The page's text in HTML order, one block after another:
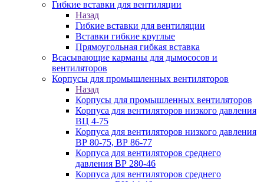
Гибкие вставки для вентиляции
Назад
Гибкие вставки для вентиляции
Вставки гибкие круглые
Прямоугольная гибкая вставка
Всасывающие карманы для дымососов и
вентиляторов
Корпусы для промышленных вентиляторов
Назад
Корпусы для промышленных вентиляторов
Корпуса для вентиляторов низкого давления
ВЦ 4-75
Корпуса для вентиляторов низкого давления
ВР 80-75, ВР 86-77
Корпуса для вентиляторов среднего
давления ВР 280-46
Корпуса для вентиляторов среднего